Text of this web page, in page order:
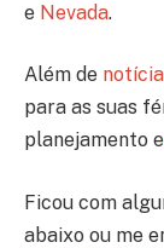
e Nevada.
Além de
para as suas
planejamento e
Ficou com
abaixo ou me